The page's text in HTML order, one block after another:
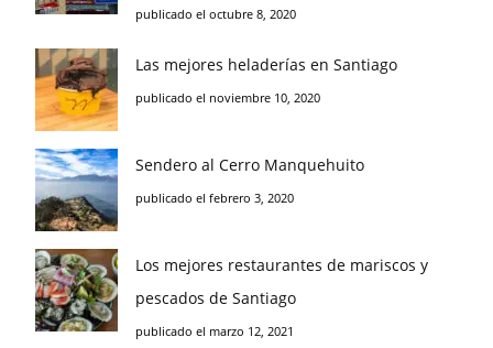
publicado el octubre 8, 2020
Las mejores heladerías en Santiago
publicado el noviembre 10, 2020
Sendero al Cerro Manquehuito
publicado el febrero 3, 2020
Los mejores restaurantes de mariscos y
pescados de Santiago
publicado el marzo 12, 2021